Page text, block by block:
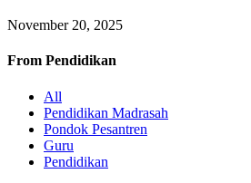
November 20, 2025
From Pendidikan
All
Pendidikan Madrasah
Pondok Pesantren
Guru
Pendidikan